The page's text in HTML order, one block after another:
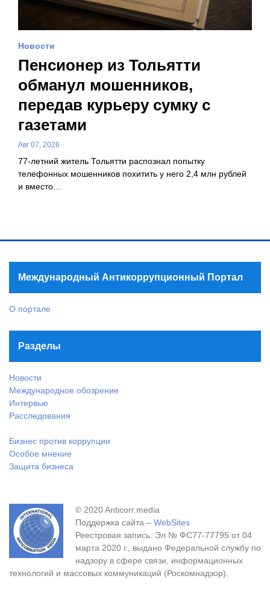
Новости
Пенсионер из Тольятти
обманул мошенников,
передав курьеру сумку с
газетами
Авг 07, 2026
77-летний житель Тольятти распознал попытку
телефонных мошенников похитить у него 2,4 млн рублей
и вместо…
Международный Антикоррупционный Портал
О портале
Разделы
Новости
Международное обозрение
Интервью
Расследования
Бизнес против коррупции
Особое мнение
Защита бизнеса
© 2020 Anticorr.media
Поддержка сайта – WebSites
Реестровая запись: Эл № ФС77-77795 от 04
марта 2020 г., выдано Федеральной службу по
надзору в сфере связи, информационных
технологий и массовых коммуникаций (Роскомнадзор).